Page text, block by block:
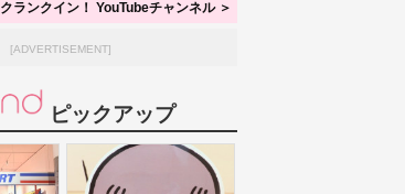
クランクイン！ YouTubeチャンネル ＞
[ADVERTISEMENT]
ピックアップ